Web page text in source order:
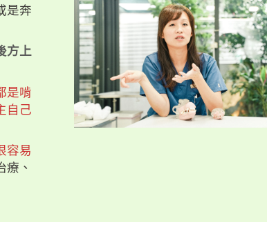
是奔
方上
是啃
自己
容易
療、